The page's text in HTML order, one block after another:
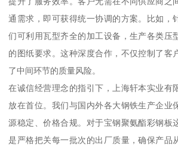
通需求，即可获得统一协调的方案。比如，
们可利用瓦型齐全的加工设备，生产各类压
的图纸要求。这种深度合作，不仅控制了客
了中间环节的质量风险。
在诚信经营理念的指引下，上海轩本实业有
放在首位。我们与国内外各大钢铁生产企业
源稳定、价格合规。对于宝钢聚氨酯彩钢板
是严格把关每一批次的出厂质量，确保产品